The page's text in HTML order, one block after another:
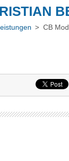
> CB